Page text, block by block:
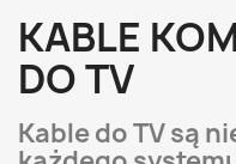
KABLE
DO TV
Kable do TV są